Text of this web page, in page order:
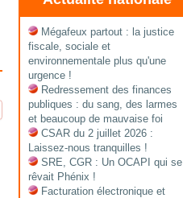
Mégafeux partout : la justice
fiscale, sociale et
environnementale plus qu'une
urgence !
Redressement des finances
publiques : du sang, des larmes
et beaucoup de mauvaise foi
CSAR du 2 juillet 2026 :
Laissez-nous tranquilles !
SRE, CGR : Un OCAPI qui se
rêvait Phénix !
Facturation électronique et